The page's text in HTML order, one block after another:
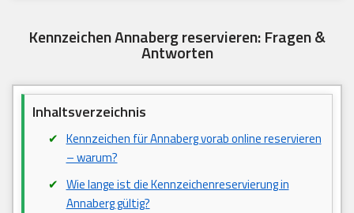
Kennzeichen Annaberg reservieren: Fragen &
Antworten
Inhaltsverzeichnis
Kennzeichen für Annaberg vorab online reservieren
– warum?
Wie lange ist die Kennzeichenreservierung in
Annaberg gültig?